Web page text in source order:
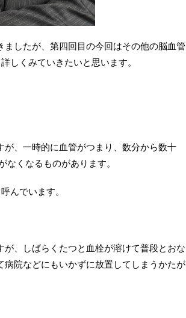
したが、第四回目の今回はその他の脳血管
しくみていきたいと思います。
、一時的に血管がつまり、数分から数十
くなるものがあります。
んでいます。
、しばらくたつと血栓が溶けて普段とおな
院などにもいかずに放置してしまうかたが